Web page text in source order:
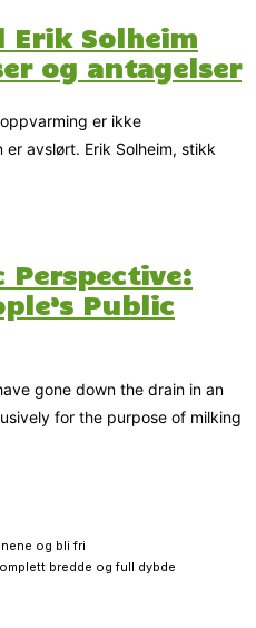
Solheim
og antagelser
er ikke
er avslørt. Erik Solheim, stikk
Perspective:
Public
gone down the drain in an
for the purpose of milking
og bli fri
bredde og full dybde